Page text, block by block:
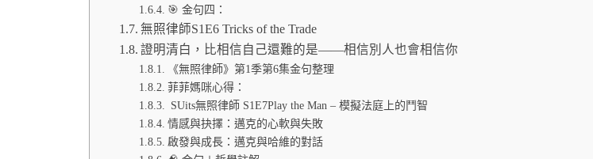
🎯 金句四：
無照律師S1E6 Tricks of the Trade
證明清白，比相信自己還難的是——相信別人也會相信你
《無照律師》第1季第6集金句整理
菲菲媽咪心得：
SUits無照律師 S1E7Play the Man – 模擬法庭上的鬥智
情感與抉擇：邁克的心軟與失敗
啟發與成長：邁克與哈維的對話